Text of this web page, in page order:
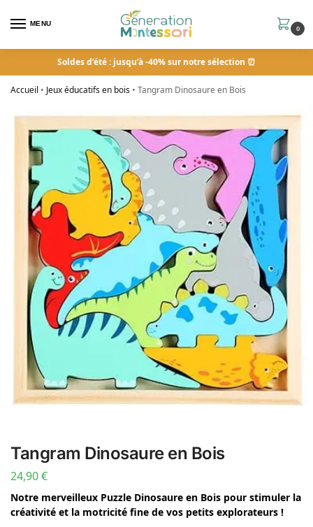
MENU
0
Soldes d’été : jusqu’à -40% sur notre sélection ⏰
Accueil • Jeux éducatifs en bois • Tangram Dinosaure en Bois
Tangram Dinosaure en Bois
24,90€
Notre merveilleux Puzzle Dinosaure en Bois pour stimuler la
créativité et la motricité fine de vos petits explorateurs !